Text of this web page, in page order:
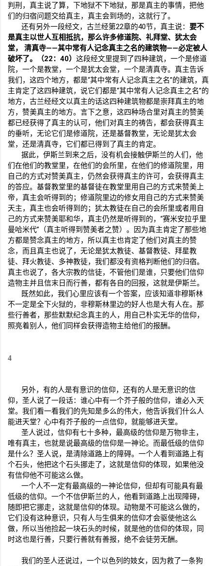
判刑，真主说了算，下地狱不下地狱，那是真主的事情，把他
们的归宿问题交给真主，真主会到场的，这就行了。
还有另外一段经文，古兰经第22章的40节，真主说： 要不
是真主以世人互相抵抗，那么许多修道院、礼拜堂、犹太会
堂，
清真寺——其中常有人记念真主之名的建筑物——必定被人
破坏了。（22： 40） 这段经文里提到了四种建筑，一个是修道
院，一个是教堂，一个是犹太会堂，一个是清真寺。真主告诉
我们，这四个地方，都是“其中常有人记念真主之名”的建筑，真
主肯定了这四种建筑，说它们都是“其中常有人记念真主之名”的
地方，古兰经经文以真主的话这四种建筑物都是崇拜真主的地
方，赞美真主的地方。言下之意，这四种场合里对真主的赞美
都已经获得了真主的认可，他们对真主的祷告，都会获得真主
的垂听，无论它们是修道院，还是基督教堂，无论是犹太会
堂，还是清真寺，它们都已得到了真主的肯定。
据此，伊斯兰到来之后，没有机会接触伊斯兰的人们，他
们在他们的教堂里，在他们的会所里，在他们的修道院里，用
自己的方式对赞美真主，仍然会获得真主的许可，会获得真主
的答应。基督教堂里的基督徒在教堂里用自己的方式来赞美上
帝，真主会听得到的；修道院里边的修女用自己的方式来赞美
天主，真主也会听得到的；犹太教徒在自己的会所里或者用自
己的方式来赞美耶和华，真主仍然是听得到的，“赛米安拉乎里
曼哈米代”（真主听得到赞美者之赞）。因为真主肯定了那些地
方都是赞念真主的地方，所以真主也肯定了他们对真主的赞
念，而且真主也说了，无论是犹太教徒、基督教徒、拜星教
徒、拜火教徒、多神教徒，我们都没有资格判断他们的归宿。
真主也说了，各大宗教的信徒，不管他们是谁，只要他们信仰
造物主并且信末日而行善，都有各自的回报，这就是伊斯兰。
既然如此，我们心里应该有一个答案，应该知道非穆斯林
不一定是全下火狱的，非穆斯林里边的好人也是大有人在。那
些行善者，那些默默纪念真主的人，用自己朴实无华的信仰，
照亮着别人，他们同样会获得造物主给他们的报酬。
4
另外，有的人是有意识的信仰，还有的人是无意识的信
仰，圣人说了一段话：谁心中有一个芥子般的信仰，谁必入天
堂。我们看一看我们的先知是多么的伟大，他告诉我们什么人
能进天堂？心中有芥子般的一点信仰，就能够进天堂。
圣人说过，信仰有七十多种，最高级的信仰是万物非主，
唯有真主，也就是说最高级的信仰是一神论。而最低级的信仰
是什么？圣人说，是清除道路上的障碍。一个人看到道路上有
个石头，他把这个石头挪走了，这就是信仰的体现，如果他没
有信仰他不可能这么做。
一个人不一定有最高级的一神论信仰，但却有可能具有最
低级的信仰。一个不信伊斯兰的人，他看到道路上出现障碍，
随即把它挪走，这就是信仰的体现。动物是不可能这么做的，
它们没有这种意识，只有人与生俱来的信仰才会驱使他这么
做，所以当他捡起一块石头的时候，就是他的信仰的体现，同
时这也是行善，只要行善就有善报，绝不会徒劳无酬。
我们的圣人还说过，一个以色列的妓女，因为救了一条狗